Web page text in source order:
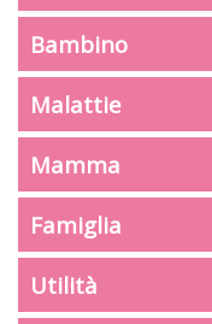
Bambino
Malattie
Mamma
Famiglia
Utilità